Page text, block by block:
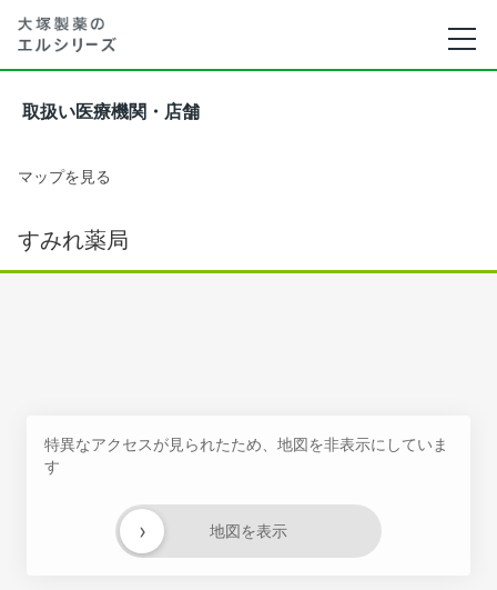
取扱い医療機関・店舗
マップを見る
すみれ薬局
特異なアクセスが見られたため、地図を非表示にしていま
す
地図を表示
›